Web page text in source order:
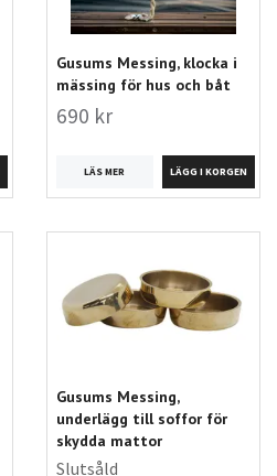
Gusums Messing, klocka i
mässing för hus och båt
690 kr
LÄS MER
Gusums Messing,
underlägg till soffor för
skydda mattor
Slutsåld